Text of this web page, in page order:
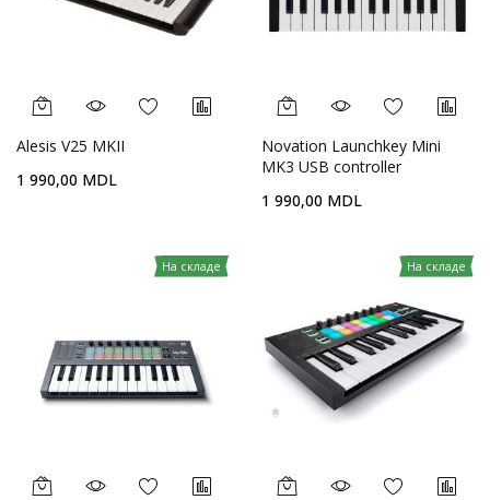
Alesis V25 MKII
1 990,00 MDL
Novation Launchkey Mini
MK3 USB controller
1 990,00 MDL
На складе На складе